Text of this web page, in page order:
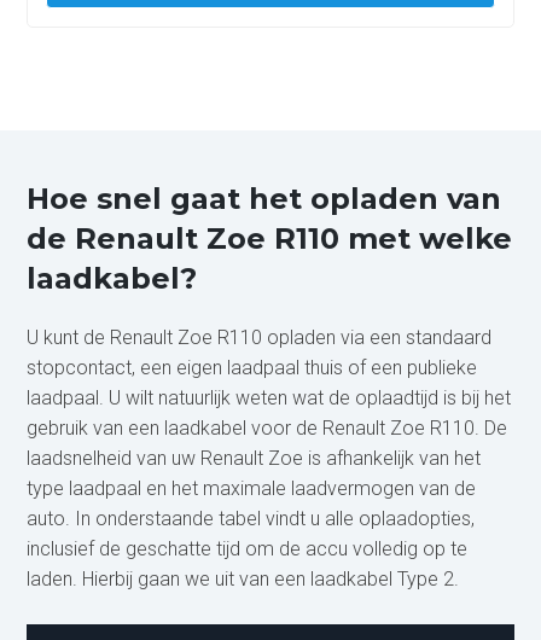
Hoe snel gaat het opladen van
de Renault Zoe R110 met welke
laadkabel?
U kunt de Renault Zoe R110 opladen via een standaard
stopcontact, een eigen laadpaal thuis of een publieke
laadpaal. U wilt natuurlijk weten wat de oplaadtijd is bij het
gebruik van een laadkabel voor de Renault Zoe R110. De
laadsnelheid van uw Renault Zoe is afhankelijk van het
type laadpaal en het maximale laadvermogen van de
auto. In onderstaande tabel vindt u alle oplaadopties,
inclusief de geschatte tijd om de accu volledig op te
laden. Hierbij gaan we uit van een laadkabel Type 2.